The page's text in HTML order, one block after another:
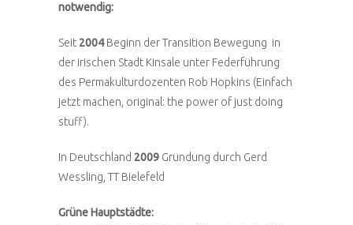
notwendig:
Seit 2004Beginn der Transition Bewegung in
der irischen Stadt Kinsale unter Federführung
des Permakulturdozenten Rob Hopkins (Einfach
jetzt machen, original: the power of just doing
stuff).
In Deutschland 2009 Gründung durch Gerd
Wessling, TT Bielefeld
Grüne Hauptstädte: